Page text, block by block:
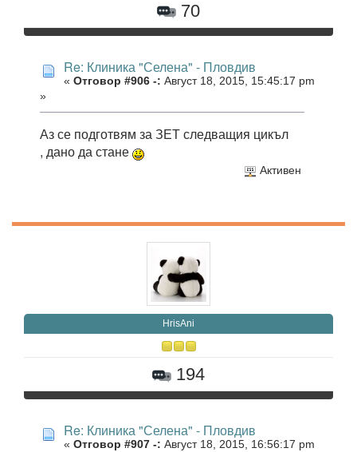
70
Re: Клиника "Селена" - Пловдив
« Отговор #906 -: Август 18, 2015, 15:45:17 pm
»
Аз се подготвям за ЗЕТ следващия цикъл
, дано да стане
Активен
HrisAni
194
Re: Клиника "Селена" - Пловдив
« Отговор #907 -: Август 18, 2015, 16:56:17 pm